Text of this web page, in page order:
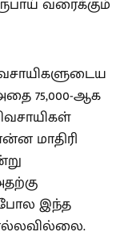
வரைக்கும்
75,000-ஆக
மாதிரி
போல இந்த